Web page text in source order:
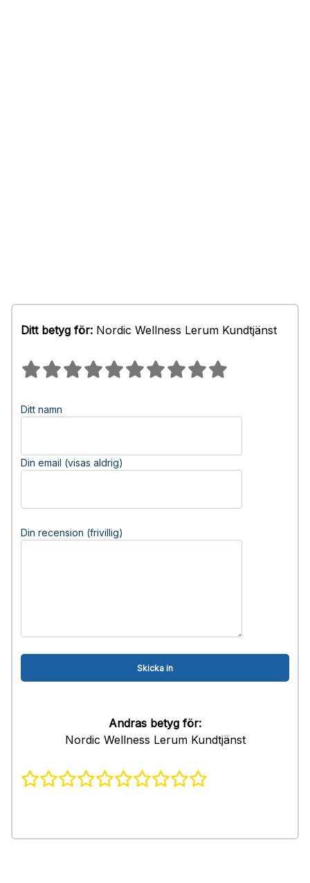
Ditt betyg för: Nordic Wellness Lerum Kundtjänst
Ditt namn
Din email (visas aldrig)
Din recension (frivillig)
Andras betyg för:
Nordic Wellness Lerum Kundtjänst